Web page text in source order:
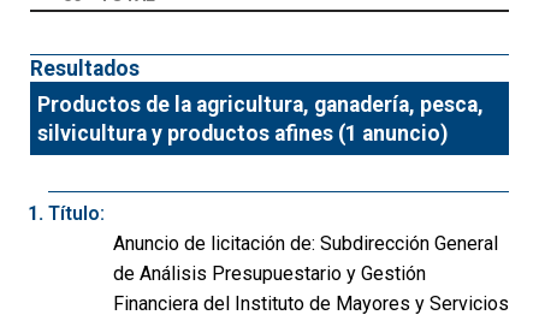
Resultados
Productos de la agricultura, ganadería, pesca,
silvicultura y productos afines (1 anuncio)
Título:
Anuncio de licitación de: Subdirección General
de Análisis Presupuestario y Gestión
Financiera del Instituto de Mayores y Servicios